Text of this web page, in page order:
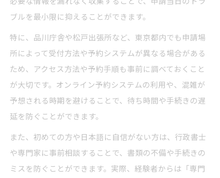
ブルを最小限に抑えることができます。
特に、品川庁舎や松戸出張所など、東京都内でも申請場
所によって受付方法や予約システムが異なる場合がある
ため、アクセス方法や予約手順も事前に調べておくこと
が大切です。オンライン予約システムの利用や、混雑が
予想される時期を避けることで、待ち時間や手続きの遅
延を防ぐことができます。
また、初めての方や日本語に自信がない方は、行政書士
や専門家に事前相談することで、書類の不備や手続きの
ミスを防ぐことができます。実際、経験者からは「専門